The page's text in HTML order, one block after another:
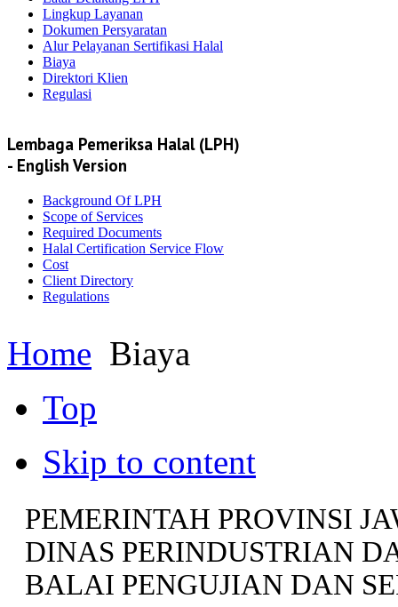
Lingkup Layanan
Dokumen Persyaratan
Alur Pelayanan Sertifikasi Halal
Biaya
Direktori Klien
Regulasi
Lembaga Pemeriksa Halal (LPH)
- English Version
Background Of LPH
Scope of Services
Required Documents
Halal Certification Service Flow
Cost
Client Directory
Regulations
Home Biaya
Top
Skip to content
PEMERINTAH PROVINSI
DINAS PERINDUSTRIAN
BALAI PENGUJIAN DAN